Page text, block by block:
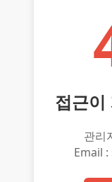
접근이
관리
Email